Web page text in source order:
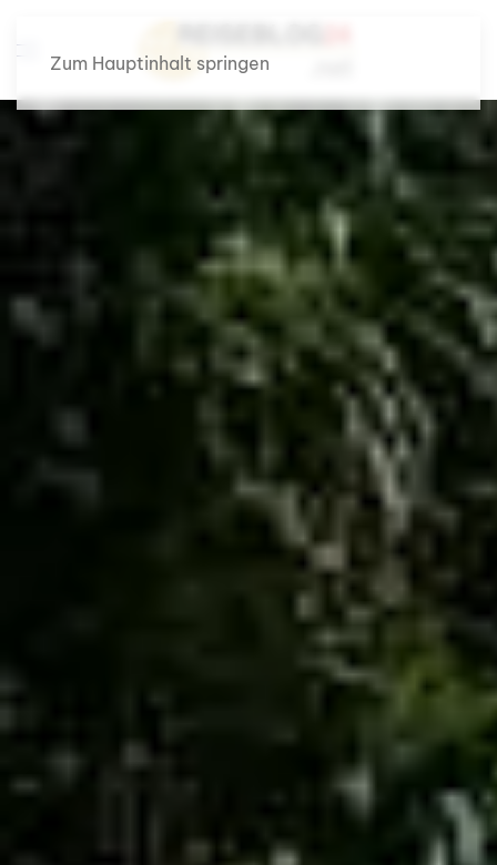
Zum Hauptinhalt springen